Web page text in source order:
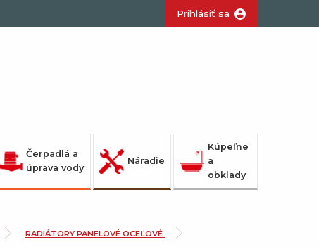
Prihlásiť sa
Čerpadlá a
úprava vody
Náradie
Kúpeľne
a
obklady
RADIÁTORY PANELOVÉ OCEĽOVÉ